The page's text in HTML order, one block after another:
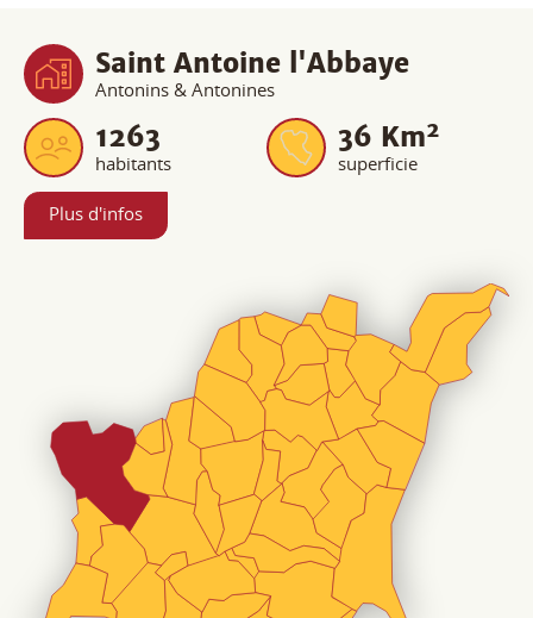
Plus d'infos